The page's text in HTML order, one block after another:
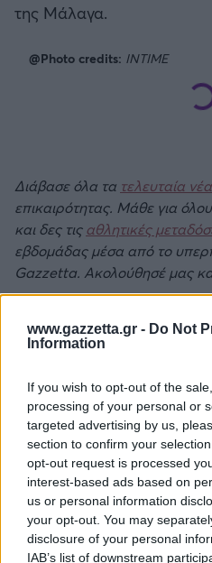
www.gazzetta.gr - Do Not
Information
If you wish to opt-out of the
processing of your personal or
targeted advertising by us,
section to confirm your
opt-out request is processed
interest-based ads based on
us or personal information
your opt-out. You may
disclosure of your personal
IAB’s list of downstream
της Μάλαγα.
@Photo credits: INTIME
Διάβασε όλα τα τελευταία νέα
επικαιρότητας. Μάθε για
και δες τιςαθλητικές
εβδομάδας μέσα από το
Gazzetta. Ακολούθησέ μας
ΔΙΑΒΑΣΕ ΑΚΟΜΗ:
Κάνααν: «Ένα πρωί ξύπνησα
λήξει»
Καρφιά Νέντοβιτς στον
περισσότερο σεβασμό, δεν
επιστρέψω»
Eρυθρός Αστέρας: Αποχωρεί